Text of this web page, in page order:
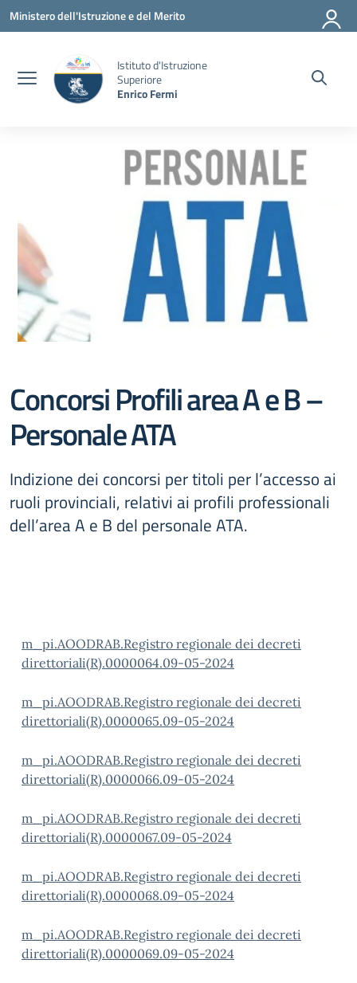
Vai ai contenuti
Vai al menu di navigazione
Vai al footer
Ministero dell'Istruzione e del Merito
Istituto d'Istruzione
Superiore
Enrico Fermi
Concorsi Profili area A e B –
Personale ATA
Indizione dei concorsi per titoli per l’accesso ai
ruoli provinciali, relativi ai profili professionali
dell’area A e B del personale ATA.
m_pi.AOODRAB.Registro regionale dei decreti
direttoriali(R).0000064.09-05-2024
m_pi.AOODRAB.Registro regionale dei decreti
direttoriali(R).0000065.09-05-2024
m_pi.AOODRAB.Registro regionale dei decreti
direttoriali(R).0000066.09-05-2024
m_pi.AOODRAB.Registro regionale dei decreti
direttoriali(R).0000067.09-05-2024
m_pi.AOODRAB.Registro regionale dei decreti
direttoriali(R).0000068.09-05-2024
m_pi.AOODRAB.Registro regionale dei decreti
direttoriali(R).0000069.09-05-2024